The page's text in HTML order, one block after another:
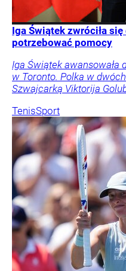
Iga Świątek zwróciła
potrzebować pomocy
Iga Świątek awansowała
w Toronto. Polka w
Szwajcarką Viktorija
TenisSport